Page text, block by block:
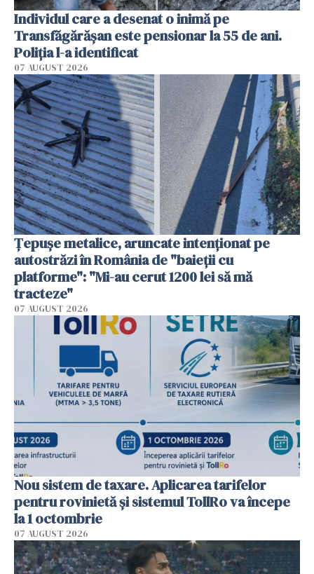
Individul care a desenat o inimă pe
Transfăgărășan este pensionar la 55 de ani.
Poliția l-a identificat
07 AUGUST 2026
Țepușe metalice, aruncate intenționat pe
autostrăzi în România de "baieții cu
platforme": "Mi-au cerut 1200 lei să mă
tracteze"
07 AUGUST 2026
Nou sistem de taxare. Aplicarea tarifelor
pentru rovinietă şi sistemul TollRo va începe
la 1 octombrie
07 AUGUST 2026